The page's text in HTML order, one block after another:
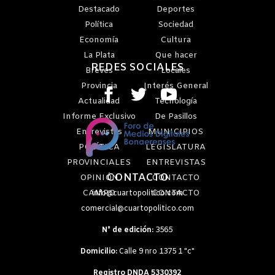
Destacado
Deportes
Política
Sociedad
Economía
Cultura
La Plata
Que hacer
Breves
Locales
Provincia
Interés General
Actualidad
Tecnología
Informe Exclusivo
De Pasillos
Entrevistas
MUNICIPIOS
POLÍTICA
LEGISLATURA
PROVINCIALES
ENTREVISTAS
OPINIÓN
CONTACTO
CAMPO
CONTACTO
REDES SOCIALES
CONTACTO
info@cuartopolitico.com
comercial@cuartopolitico.com
N° de edición: 3565
Domicilio:Calle 9 nro 1375 1 "c"
Registro DNDA 5330392